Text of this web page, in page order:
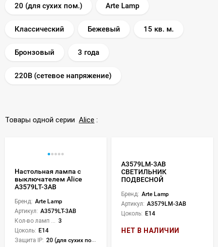
20 (для сухих пом.) Arte Lamp
Классический Бежевый 15 кв. м.
Бронзовый 3 года
220В (сетевое напряжение)
Товары одной серии Alice :
Настольная лампа с
выключателем Alice
A3579LT-3AB
Бренд: Arte Lamp
Артикул: A3579LT-3AB
3
Цоколь: E14
Защита IP: 20 (для сухих пом.)
A3579LM-3AB
СВЕТИЛЬНИК
ПОДВЕСНОЙ
Бренд: Arte Lamp
Артикул: A3579LM-3AB
Цоколь: E14
НЕТ В НАЛИЧИИ